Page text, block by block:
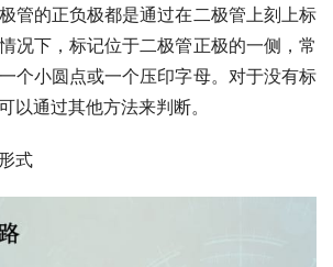
管的正负极都是通过在二极管上刻上标
况下，标记位于二极管正极的一侧，常
个小圆点或一个压印字母。对于没有标
以通过其他方法来判断。
式